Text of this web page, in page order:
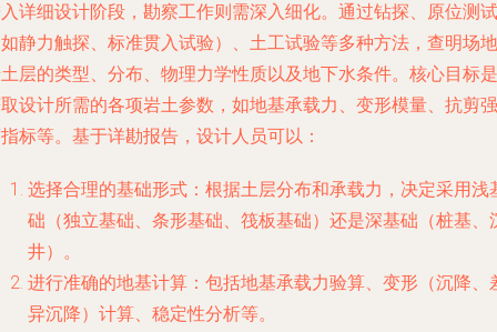
详细设计阶段，勘察工作则需深入细化。通过钻探、原位测试
静力触探、标准贯入试验）、土工试验等多种方法，查明场地
层的类型、分布、物理力学性质以及地下水条件。核心目标是
设计所需的各项岩土参数，如地基承载力、变形模量、抗剪强
标等。基于详勘报告，设计人员可以：
选择合理的基础形式：根据土层分布和承载力，决定采用浅
础（独立基础、条形基础、筏板基础）还是深基础（桩基、
井）。
进行准确的地基计算：包括地基承载力验算、变形（沉降、
异沉降）计算、稳定性分析等。